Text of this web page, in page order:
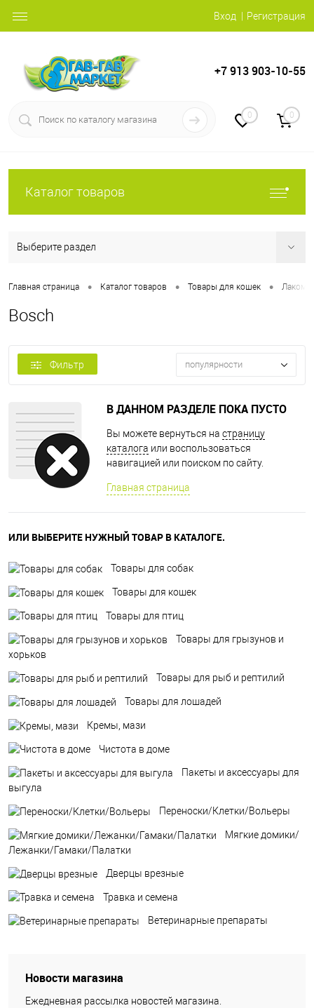
Вход Регистрация
+7 913 903-10-55
0 0
Каталог товаров
Выберите раздел
Главная страница • Каталог товаров • Товары для кошек •
Bosch
Фильтр популярности
В ДАННОМ РАЗДЕЛЕ ПОКА ПУСТО
Вы можете вернуться на страницу
каталога или воспользоваться
навигацией или поиском по сайту.
Главная страница
ИЛИ ВЫБЕРИТЕ НУЖНЫЙ ТОВАР В КАТАЛОГЕ.
Товары для собак
Товары для кошек
Товары для птиц
Товары для грызунов и
хорьков
Товары для рыб и рептилий
Товары для лошадей
Кремы, мази
Чистота в доме
Пакеты и аксессуары для
выгула
Переноски/Клетки/Вольеры
Мягкие домики/
Лежанки/Гамаки/Палатки
Дверцы врезные
Травка и семена
Ветеринарные препараты
Новости магазина
Ежедневная рассылка новостей магазина.